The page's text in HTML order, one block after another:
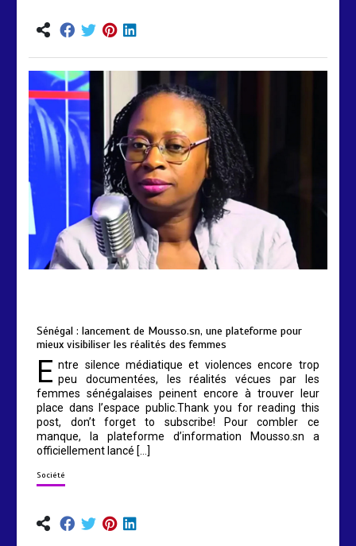
Sénégal : lancement de Mousso.sn, une plateforme pour
mieux visibiliser les réalités des femmes
E ntre silence médiatique et violences encore trop
peu documentées, les réalités vécues par les
femmes sénégalaises peinent encore à trouver leur
place dans l’espace public.Thank you for reading this
post, don’t forget to subscribe! Pour combler ce
manque, la plateforme d’information Mousso.sn a
officiellement lancé […]
Société